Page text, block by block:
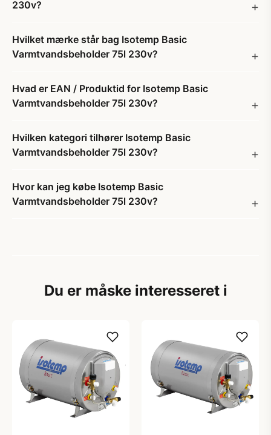
230v?
Hvilket mærke står bag Isotemp Basic
Varmtvandsbeholder 75l 230v?
Hvad er EAN / Produktid for Isotemp Basic
Varmtvandsbeholder 75l 230v?
Hvilken kategori tilhører Isotemp Basic
Varmtvandsbeholder 75l 230v?
Hvor kan jeg købe Isotemp Basic
Varmtvandsbeholder 75l 230v?
Du er måske interesseret i